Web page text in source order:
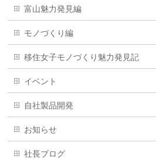
富山魅力発見編
モノづくり編
移住女子モノづくり魅力発見記
イベント
自社製品開発
お知らせ
社長ブログ